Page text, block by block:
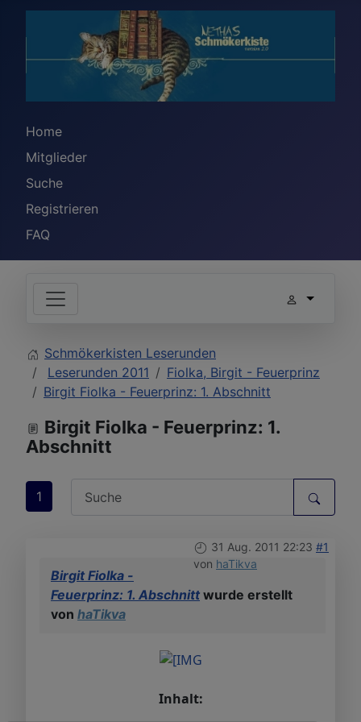
Home
Mitglieder
Suche
Registrieren
FAQ
Schmökerkisten Leserunden
Leserunden 2011
Fiolka, Birgit - Feuerprinz
Birgit Fiolka - Feuerprinz: 1. Abschnitt
Birgit Fiolka - Feuerprinz: 1.
Abschnitt
1
31 Aug. 2011 22:23 #1
von haTikva
Birgit Fiolka -
Feuerprinz: 1. Abschnitt wurde erstellt
von haTikva
Inhalt: